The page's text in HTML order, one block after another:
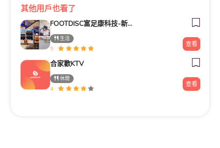
其他用戶也看了
FOOTDISC富足康科技-新光三越-桃園站前店
生活
5
查看
合家歡KTV
休閒
4
查看